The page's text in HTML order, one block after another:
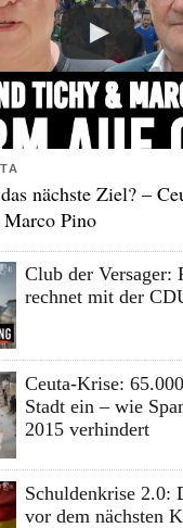
nächste Ziel? –
Pino
Club der Versager:
rechnet mit der
Ceuta-Krise:
Stadt ein – wie
2015 verhindert
Schuldenkrise 2.0:
vor dem nächsten